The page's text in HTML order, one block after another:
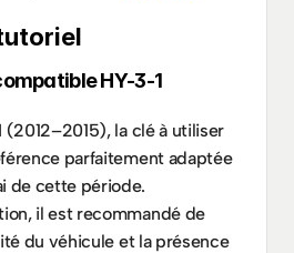
HY-3-1
(2012–2015), la clé à utiliser
parfaitement adaptée
de cette période.
il est recommandé de
du véhicule et la présence